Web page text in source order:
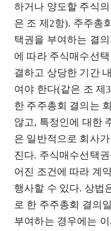
하거나 양도할 주식
은 조 제2항). 주주총
택권을 부여하는 결
에 따라 주식매수선
결하고 상당한 기간
여야 한다(같은 조 제
한 주주총회 결의는
않고, 특정인에 대한
은 일반적으로 회사
진다. 주식매수선택
어진 조건에 따라 계
행사할 수 있다. 상법
로 한 주주총회 결의
부여하는 경우에는